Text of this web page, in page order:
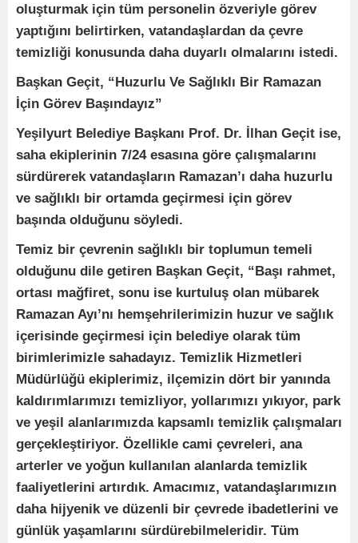
oluşturmak için tüm personelin özveriyle görev
yaptığını belirtirken, vatandaşlardan da çevre
temizliği konusunda daha duyarlı olmalarını istedi.
Başkan Geçit, “Huzurlu Ve Sağlıklı Bir Ramazan
İçin Görev Başındayız”
Yeşilyurt Belediye Başkanı Prof. Dr. İlhan Geçit ise,
saha ekiplerinin 7/24 esasına göre çalışmalarını
sürdürerek vatandaşların Ramazan’ı daha huzurlu
ve sağlıklı bir ortamda geçirmesi için görev
başında olduğunu söyledi.
Temiz bir çevrenin sağlıklı bir toplumun temeli
olduğunu dile getiren Başkan Geçit, “Başı rahmet,
ortası mağfiret, sonu ise kurtuluş olan mübarek
Ramazan Ayı’nı hemşehrilerimizin huzur ve sağlık
içerisinde geçirmesi için belediye olarak tüm
birimlerimizle sahadayız. Temizlik Hizmetleri
Müdürlüğü ekiplerimiz, ilçemizin dört bir yanında
kaldırımlarımızı temizliyor, yollarımızı yıkıyor, park
ve yeşil alanlarımızda kapsamlı temizlik çalışmaları
gerçekleştiriyor. Özellikle cami çevreleri, ana
arterler ve yoğun kullanılan alanlarda temizlik
faaliyetlerini artırdık. Amacımız, vatandaşlarımızın
daha hijyenik ve düzenli bir çevrede ibadetlerini ve
günlük yaşamlarını sürdürebilmeleridir. Tüm